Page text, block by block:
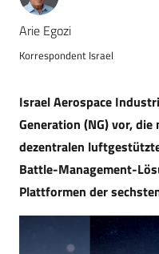
Arie Egozi
Korrespondent Israel
Israel Aerospace
Generation (NG) vor,
dezentralen
Battle-Management-
Plattformen der